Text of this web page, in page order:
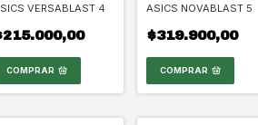
VERSABLAST 4
COMPRAR
ASICS NOVABLAST 5
$319.900,00
COMPRAR